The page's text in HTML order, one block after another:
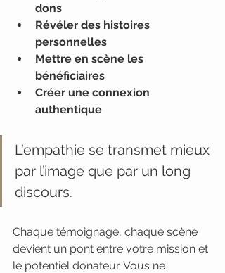
dons
Révéler des histoires
personnelles
Mettre en scène les
bénéficiaires
Créer une connexion
authentique
L’empathie se transmet mieux
par l’image que par un long
discours.
Chaque témoignage, chaque scène
devient un pont entre votre mission et
le potentiel donateur. Vous ne